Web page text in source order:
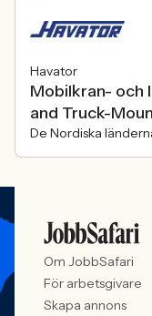
Havator
Mobilkran- och
and Truck-
De Nordiska
Om JobbSafari
För arbetsgivare
Skapa annons